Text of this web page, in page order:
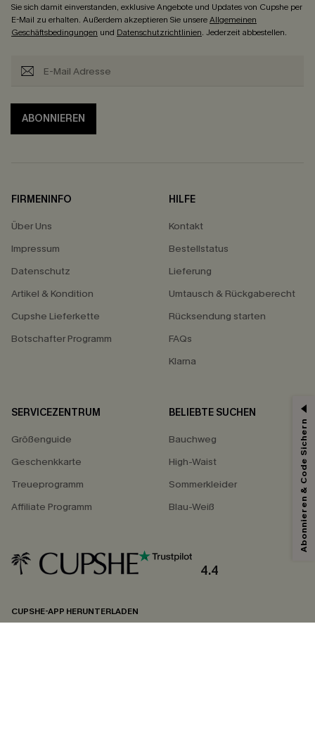
Sie sich damit einverstanden, exklusive Angebote und Updates von Cupshe per
E-Mail zu erhalten. Außerdem akzeptieren Sie unsereAllgemeinen
Geschäftsbedingungen und Datenschutzrichtlinien. Jederzeit abbestellen.
ABONNIEREN
FIRMENINFO
Über Uns
Impressum
Datenschutz
Artikel & Kondition
Cupshe Lieferkette
Botschafter Programm
HILFE
Kontakt
Bestellstatus
Lieferung
Umtausch & Rückgaberecht
Rücksendung starten
FAQs
Klarna
SERVICEZENTRUM
Größenguide
Geschenkkarte
Treueprogramm
Affiliate Programm
BELIEBTE SUCHEN
Bauchweg
High-Waist
Sommerkleider
Blau-Weiß
4.4
CUPSHE-APP HERUNTERLADEN
Abonnieren & Code Sichern